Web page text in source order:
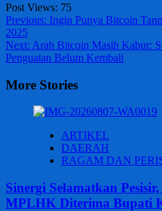
Post Views: 75
Post
navigation
Previous: Ingin Punya Bitcoin
2025
Next: Arah Bitcoin Masih Kabur:
Penguatan Belum Kembali
More Stories
ARTIKEL
DAERAH
RAGAM DAN
Sinergi Selamatkan
MPLHK Diterima Bupati